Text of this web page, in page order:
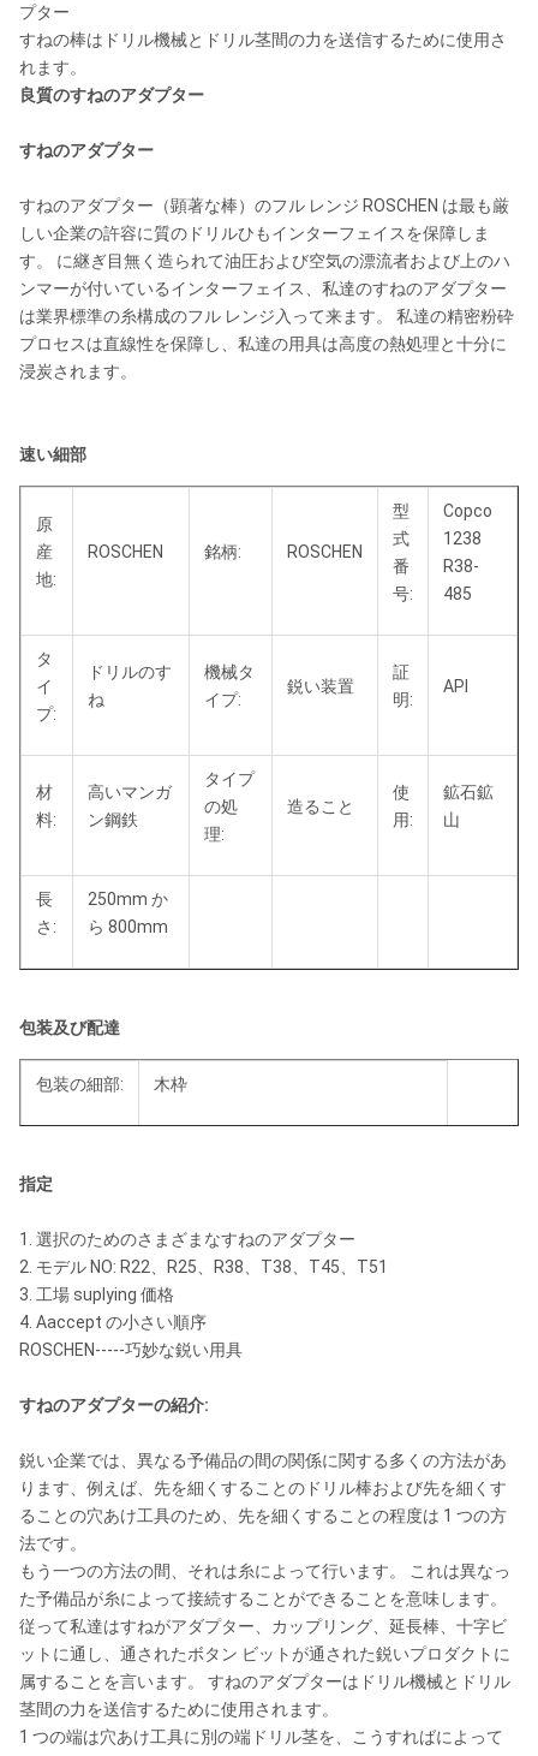
プター
すねの棒はドリル機械とドリル茎間の力を送信するために使用さ
れます。
良質のすねのアダプター
すねのアダプター
すねのアダプター（顕著な棒）のフル レンジ ROSCHEN は最も厳
しい企業の許容に質のドリルひもインターフェイスを保障しま
す。 に継ぎ目無く造られて油圧および空気の漂流者および上のハ
ンマーが付いているインターフェイス、私達のすねのアダプター
は業界標準の糸構成のフル レンジ入って来ます。 私達の精密粉砕
プロセスは直線性を保障し、私達の用具は高度の熱処理と十分に
浸炭されます。
速い細部
原
産
地:
ROSCHEN 銘柄: ROSCHEN
型
式
番
号:
Copco
1238
R38-
485
タ
イ
プ:
ドリルのす
ね
機械タ
イプ:
鋭い装置
証
明:
API
材
料:
高いマンガ
ン鋼鉄
タイプ
の処
理:
造ること
使
用:
鉱石鉱
山
長
さ:
250mm か
ら 800mm
包装及び配達
包装の細部: 木枠
指定
1. 選択のためのさまざまなすねのアダプター
2. モデル NO: R22、R25、R38、T38、T45、T51
3. 工場 suplying 価格
4. Aaccept の小さい順序
ROSCHEN-----巧妙な鋭い用具
すねのアダプターの紹介:
鋭い企業では、異なる予備品の間の関係に関する多くの方法があ
ります、例えば、先を細くすることのドリル棒および先を細くす
ることの穴あけ工具のため、先を細くすることの程度は 1 つの方
法です。
もう一つの方法の間、それは糸によって行います。 これは異なっ
た予備品が糸によって接続することができることを意味します。
従って私達はすねがアダプター、カップリング、延長棒、十字ビ
ットに通し、通されたボタン ビットが通された鋭いプロダクトに
属することを言います。 すねのアダプターはドリル機械とドリル
茎間の力を送信するために使用されます。
1 つの端は穴あけ工具に別の端ドリル茎を、こうすればによって